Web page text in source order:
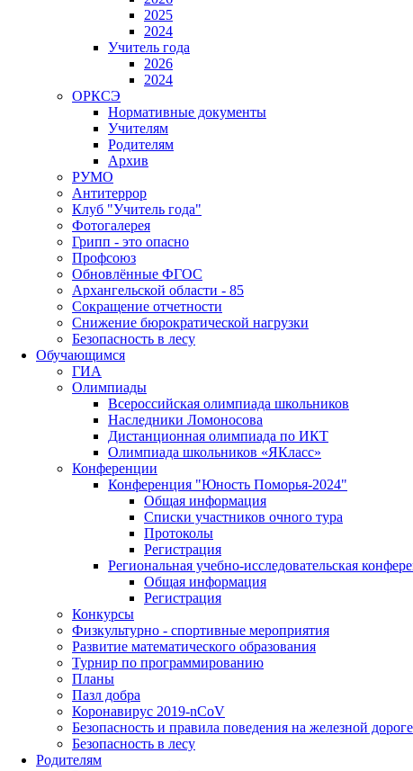
2025
2024
Учитель года
2026
2024
ОРКСЭ
Нормативные документы
Учителям
Родителям
Архив
РУМО
Антитеррор
Клуб "Учитель года"
Фотогалерея
Грипп - это опасно
Профсоюз
Обновлённые ФГОС
Архангельской области - 85
Сокращение отчетности
Снижение бюрократической нагрузки
Безопасность в лесу
Обучающимся
ГИА
Олимпиады
Всероссийская олимпиада школьников
Наследники Ломоносова
Дистанционная олимпиада по ИКТ
Олимпиада школьников «ЯКласс»
Конференции
Конференция "Юность Поморья-2024"
Общая информация
Списки участников очного тура
Протоколы
Регистрация
Региональная учебно-исследовательская
Общая информация
Регистрация
Конкурсы
Физкультурно - спортивные мероприятия
Развитие математического образования
Турнир по программированию
Планы
Пазл добра
Коронавирус 2019-nCoV
Безопасность и правила поведения на железной дороге
Безопасность в лесу
Родителям